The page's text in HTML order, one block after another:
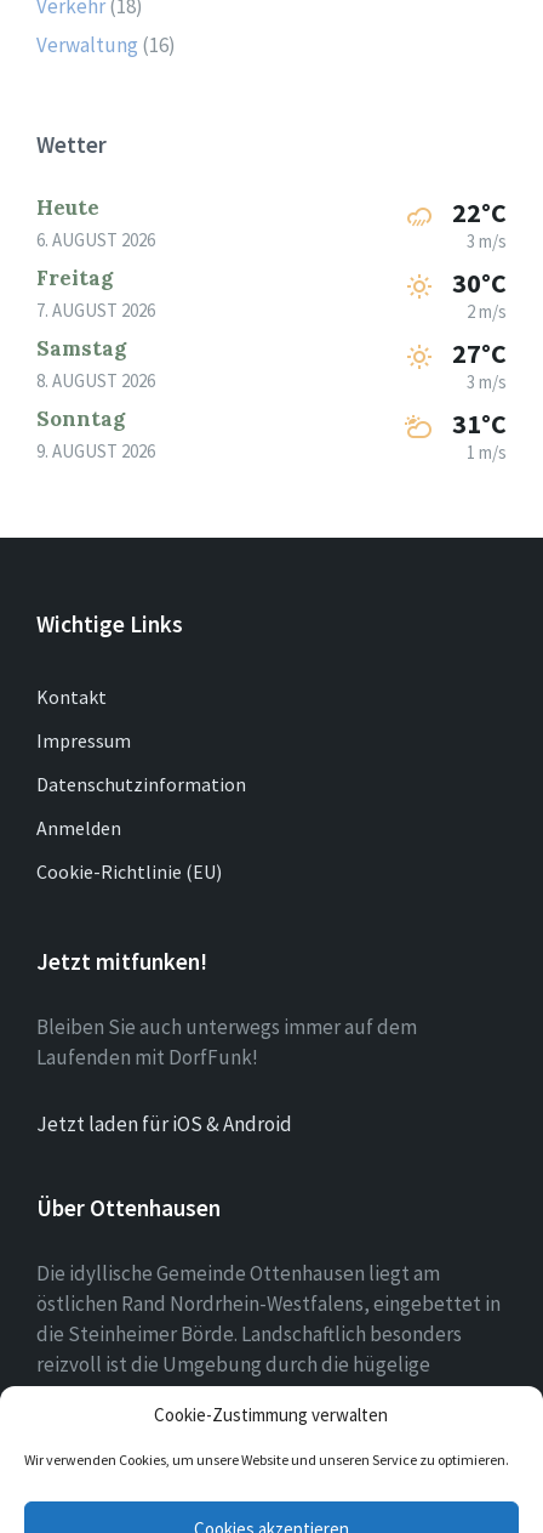
Cookie-Zustimmung verwalten
Wir verwenden Cookies, um unsere Website und unseren Service zu optimieren.
Cookies akzeptieren
Verkehr(18)
Verwaltung (16)
Wetter
Heute
6. AUGUST 2026
22°C
3 m/s
Freitag
7. AUGUST 2026
30°C
2 m/s
Samstag
8. AUGUST 2026
27°C
3 m/s
Sonntag
9. AUGUST 2026
31°C
1 m/s
Wichtige Links
Kontakt
Impressum
Datenschutzinformation
Anmelden
Cookie-Richtlinie (EU)
Jetzt mitfunken!
Bleiben Sie auch unterwegs immer auf dem
Laufenden mit DorfFunk!
Jetzt laden für iOS & Android
Über Ottenhausen
Die idyllische Gemeinde Ottenhausen liegt am
östlichen Rand Nordrhein-Westfalens, eingebettet in
die Steinheimer Börde. Landschaftlich besonders
reizvoll ist die Umgebung durch die hügelige
Landschaft des naheliegenden Eggegebirges als
Ausläufer des Teutoburger Waldes.
Facebook Twitter Instagram